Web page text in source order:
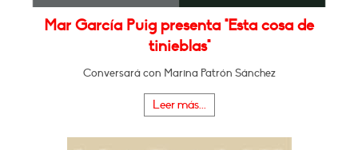
Mar García Puig presenta "Esta cosa de
tinieblas"
Conversará con Marina Patrón Sánchez
Leer más...